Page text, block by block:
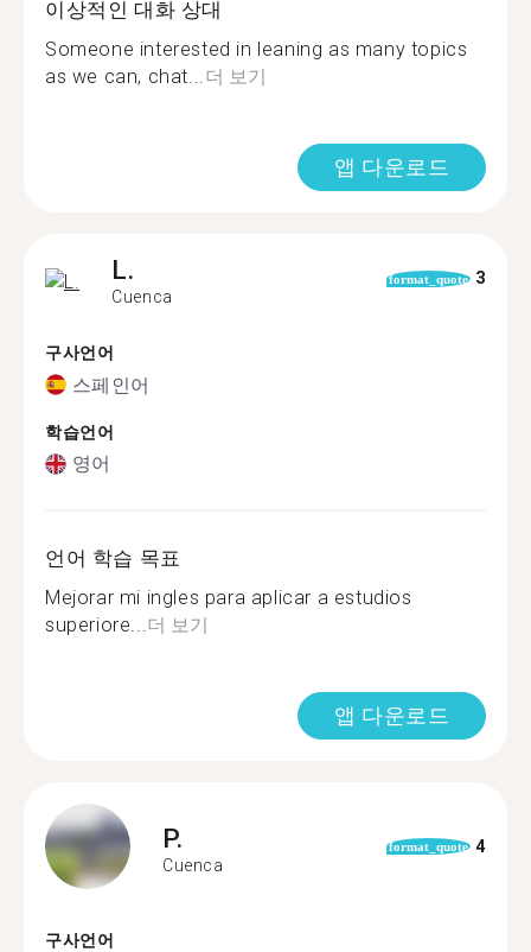
이상적인 대화 상대
Someone interested in leaning as many topics
as we can, chat...더 보기
앱 다운로드
L.
Cuenca
format_quote 3
구사언어
스페인어
학습언어
영어
언어 학습 목표
Mejorar mi ingles para aplicar a estudios
superiore...더 보기
앱 다운로드
P.
Cuenca
format_quote 4
구사언어